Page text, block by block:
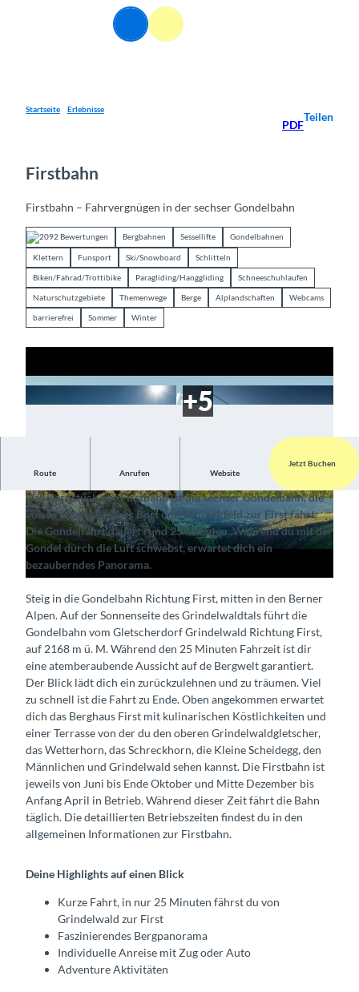
Suche Menü
Startseite Erlebnisse
PDF
Teilen
Firstbahn
Firstbahn – Fahrvergnügen in der sechser Gondelbahn
2092 Bewertungen Bergbahnen Sessellifte Gondelbahnen
Klettern Funsport Ski/Snowboard Schlitteln
Biken/Fahrad/Trottibike Paragliding/Hanggliding Schneeschuhlaufen
Naturschutzgebiete Themenwege Berge Alplandschaften Webcams
barrierefrei Sommer Winter
i
d
e
o
s
p
i
e
l
e
n
© Firstbahn / Jungfraubahnen AG, Interlaken T
ourismus |CC-BY-SA
ourismus |CC-BY-SA
Route Anrufen Website
Jetzt Buchen
Fahrt mit Blick auf ein atemberaubendes Bergpanorama
Das Kernstück der Firstbahn ist die sechser Gondelbahn, die
von Grindelwald über Bort und Schreckfeld zur First fährt.
Die Gondelfahrt dauert rund 25 Minuten. Während du mit der
Gondel durch die Luft schwebst, erwartet dich ein
bezauberndes Panorama.
Steig in die Gondelbahn Richtung First, mitten in den Berner
Alpen. Auf der Sonnenseite des Grindelwaldtals führt die
Gondelbahn vom Gletscherdorf Grindelwald Richtung First,
auf 2168 m ü. M. Während den 25 Minuten Fahrzeit ist dir
eine atemberaubende Aussicht auf de Bergwelt garantiert.
Der Blick lädt dich ein zurückzulehnen und zu träumen. Viel
zu schnell ist die Fahrt zu Ende. Oben angekommen erwartet
dich das Berghaus First mit kulinarischen Köstlichkeiten und
einer Terrasse von der du den oberen Grindelwaldgletscher,
das Wetterhorn, das Schreckhorn, die Kleine Scheidegg, den
Männlichen und Grindelwald sehen kannst. Die Firstbahn ist
jeweils von Juni bis Ende Oktober und Mitte Dezember bis
Anfang April in Betrieb. Während dieser Zeit fährt die Bahn
täglich. Die detaillierten Betriebszeiten findest du in den
allgemeinen Informationen zur Firstbahn.
Deine Highlights auf einen Blick
Kurze Fahrt, in nur 25 Minuten fährst du von
Grindelwald zur First
Faszinierendes Bergpanorama
Individuelle Anreise mit Zug oder Auto
Adventure Aktivitäten